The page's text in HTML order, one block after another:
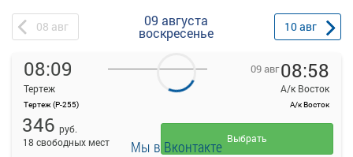
08 авг 09 августа
воскресенье 10авг
08:09
Тертеж
Тертеж (Р-255)
09 авг08:58
А/к Восток
А/к Восток
346 руб.
18 свободных мест
Выбрать
Мы в Вконтакте